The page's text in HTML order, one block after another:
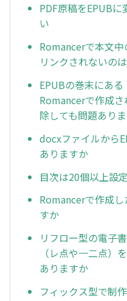
PDF原稿をEPUB
い
Romancerで本文
リンクされないの
EPUBの巻末にあ
Romancerで作成
除しても問題あり
docxファイルから
ありますか
目次は20個以上設
Romancerで作成
すか
リフロー型の電子
（レ点や一二点）
ありますか
フィックス型で制